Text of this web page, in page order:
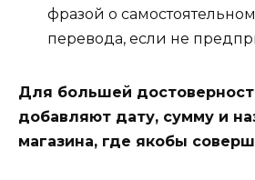
фразой о
перевода, если не
Для большей
добавляют дату, сумму и
магазина, где якобы